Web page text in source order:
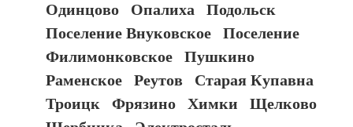
Одинцово
Опалиха
Подольск
Поселение Внуковское
Поселение
Филимонковское
Пушкино
Раменское
Реутов
Старая Купавна
Троицк
Фрязино Химки
Щелково